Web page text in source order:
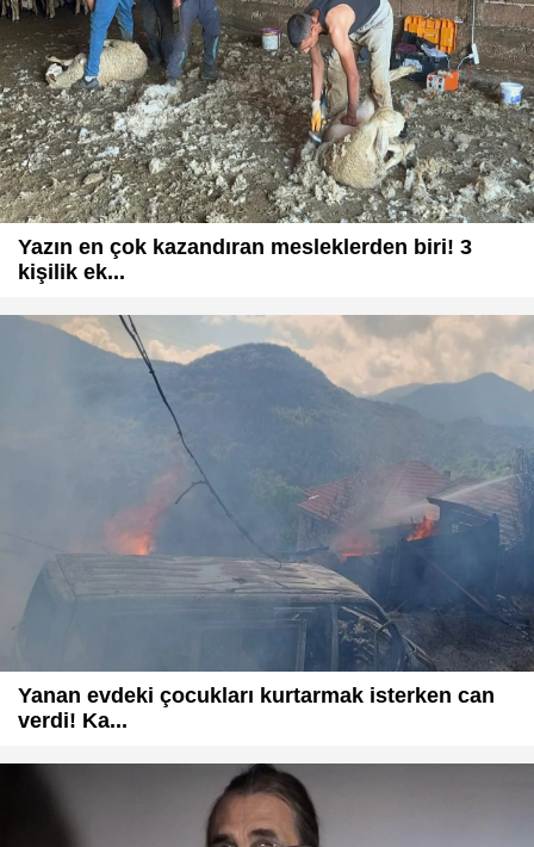
Yazın en çok kazandıran mesleklerden biri! 3
kişilik ek...
Yanan evdeki çocukları kurtarmak isterken can
verdi! Ka...